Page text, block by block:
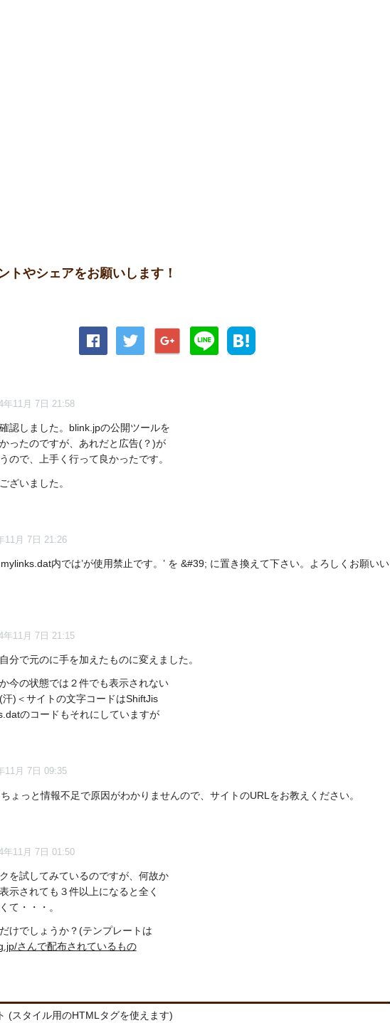
トやシェアをお願いします！
年11月 7日 21:58
認しました。blink.jpの公開ツールを
ったのですが、あれだと広告(？)が
ので、上手く行って良かったです。
ざいました。
11月 7日 21:26
内では’が使用禁止です。’ を &#39; に置き換えて下さい。よろしくお願いい
年11月 7日 21:15
分で元のに手を加えたものに変えました。
今の状態では２件でも表示されない
)＜サイトの文字コードはShiftJis
のコードもそれにしていますが
11月 7日 09:35
ょっと情報不足で原因がわかりませんので、サイトのURLをお教えください。
年11月 7日 01:50
を試してみているのですが、何故か
示されても３件以上になると全く
て・・・。
けでしょうか？(テンプレートは
さんで配布されているもの
(スタイル用のHTMLタグを使えます)